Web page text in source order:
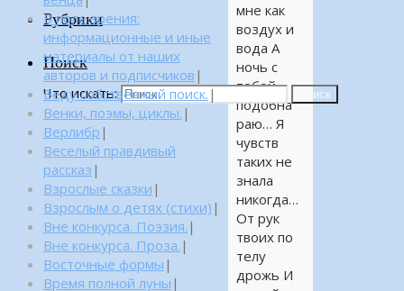
Рубрики
Поиск
Что искать: Поиск
мне как
воздух и
вода А
ночь с
тобой
подобна
раю… Я
чувств
таких не
знала
никогда…
От рук
твоих по
телу
дрожь И
В поле зрения:
информационные и иные
материалы от наших
авторов и подписчиков |
Веду собственный поиск. |
Венки, поэмы, циклы. |
Верлибр |
Веселый правдивый
рассказ |
Взрослые сказки |
Взрослым о детях (стихи) |
Вне конкурса. Поэзия. |
Вне конкурса. Проза. |
Восточные формы |
Время полной луны |